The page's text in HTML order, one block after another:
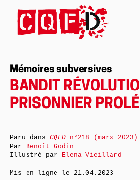
Mémoires subversives
BANDIT
PRISONNIER
Paru dansCQFDn°218 (mars 2023)
Par Benoît Godin
Illustré par Elena Vieillard
Mis en ligne le 21.04.2023